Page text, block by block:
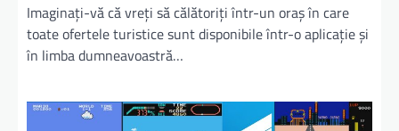
Imaginați-vă că vreți să călătoriți într-un oraș în care
toate ofertele turistice sunt disponibile într-o aplicație și
în limba dumneavoastră…